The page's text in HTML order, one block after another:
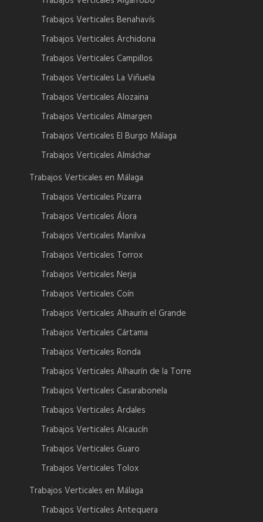
Trabajos Verticales Benahavís
Trabajos Verticales Archidona
Trabajos Verticales Campillos
Trabajos Verticales La Viñuela
Trabajos Verticales Alozaina
Trabajos Verticales Almargen
Trabajos Verticales El Burgo Málaga
Trabajos Verticales Almáchar
Trabajos Verticales en Málaga
Trabajos Verticales Pizarra
Trabajos Verticales Álora
Trabajos Verticales Manilva
Trabajos Verticales Torrox
Trabajos Verticales Nerja
Trabajos Verticales Coín
Trabajos Verticales Alhaurín el Grande
Trabajos Verticales Cártama
Trabajos Verticales Ronda
Trabajos Verticales Alhaurín de la Torre
Trabajos Verticales Casarabonela
Trabajos Verticales Ardales
Trabajos Verticales Alcaucín
Trabajos Verticales Guaro
Trabajos Verticales Tolox
Trabajos Verticales en Málaga
Trabajos Verticales Antequera